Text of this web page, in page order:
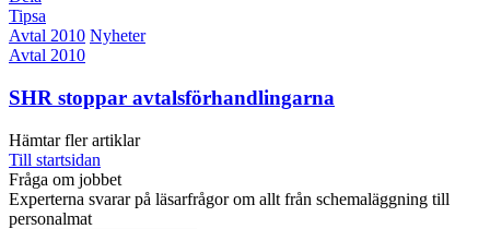
Tipsa
Avtal 2010 Nyheter
Avtal 2010
SHR stoppar avtalsförhandlingarna
Hämtar fler artiklar
Till startsidan
Fråga om jobbet
Experterna svarar på läsarfrågor om allt från schemaläggning till
personalmat